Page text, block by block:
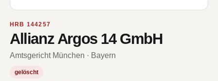
HRB 144257
Allianz Argos 14 GmbH
Amtsgericht München · Bayern
gelöscht